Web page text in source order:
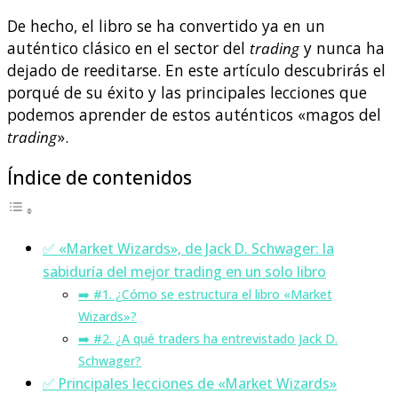
De hecho, el libro se ha convertido ya en un
auténtico clásico en el sector del tradingy nunca ha
dejado de reeditarse. En este artículo descubrirás el
porqué de su éxito y las principales lecciones que
podemos aprender de estos auténticos «magos del
trading».
Índice de contenidos
✅ «Market Wizards», de Jack D. Schwager: la
sabiduría del mejor trading en un solo libro
➡️ #1. ¿Cómo se estructura el libro «Market
Wizards»?
➡️ #2. ¿A qué traders ha entrevistado Jack D.
Schwager?
✅ Principales lecciones de «Market Wizards»